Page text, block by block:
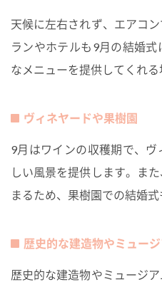
天候に左右されず、エアコ
ランやホテルも9月の結婚
なメニューを提供してくれる
ヴィネヤードや果樹園
9月はワインの収穫期で、
しい風景を提供します。ま
まるため、果樹園での結婚式
歴史的な建造物やミュー
歴史的な建造物やミュージ